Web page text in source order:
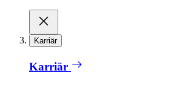
Karriär
Karriär